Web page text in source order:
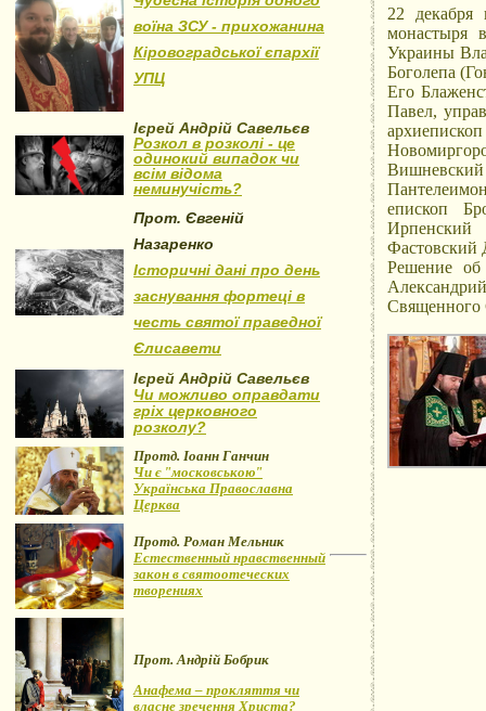
воїна ЗСУ - прихожанина
Кіровоградської єпархії
УПЦ
Ієрей Андрій Савельєв
Розкол в розколі - це
одинокий випадок чи
всім відома
неминучість?
Прот. Євгеній
Назаренко
Історичні дані про день
заснування фортеці в
честь святої праведної
Єлисавети
Ієрей Андрій Савельєв
Чи можливо оправдати
гріх церковного
розколу?
Протд. Іоанн Ганчин
Чи є "московською"
Українська Православна
Церква
Протд. Роман Мельник
Естественный нравственный
закон в святоотеческих
творениях
Прот. Андрій Бобрик
Анафема – прокляття чи
власне зречення Христа?
22 декабря
монастыря
Украины
Боголепа
Его
Павел,
епископ
Ирпенский
Фастовский
Решение об
Священного